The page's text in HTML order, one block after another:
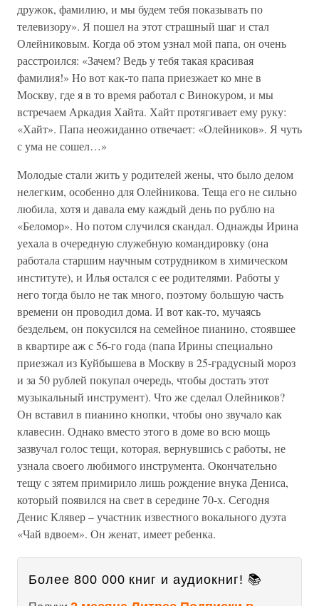
дружок, фамилию, и мы будем тебя показывать по
телевизору». Я пошел на этот страшный шаг и стал
Олейниковым. Когда об этом узнал мой папа, он очень
расстроился: «Зачем? Ведь у тебя такая красивая
фамилия!» Но вот как-то папа приезжает ко мне в
Москву, где я в то время работал с Винокуром, и мы
встречаем Аркадия Хайта. Хайт протягивает ему руку:
«Хайт». Папа неожиданно отвечает: «Олейников». Я чуть
с ума не сошел…»
Молодые стали жить у родителей жены, что было делом
нелегким, особенно для Олейникова. Теща его не сильно
любила, хотя и давала ему каждый день по рублю на
«Беломор». Но потом случился скандал. Однажды Ирина
уехала в очередную служебную командировку (она
работала старшим научным сотрудником в химическом
институте), и Илья остался с ее родителями. Работы у
него тогда было не так много, поэтому большую часть
времени он проводил дома. И вот как-то, мучаясь
бездельем, он покусился на семейное пианино, стоявшее
в квартире аж с 56-го года (папа Ирины специально
приезжал из Куйбышева в Москву в 25-градусный мороз
и за 50 рублей покупал очередь, чтобы достать этот
музыкальный инструмент). Что же сделал Олейников?
Он вставил в пианино кнопки, чтобы оно звучало как
клавесин. Однако вместо этого в доме во всю мощь
зазвучал голос тещи, которая, вернувшись с работы, не
узнала своего любимого инструмента. Окончательно
тещу с зятем примирило лишь рождение внука Дениса,
который появился на свет в середине 70-х. Сегодня
Денис Клявер – участник известного вокального дуэта
«Чай вдвоем». Он женат, имеет ребенка.
Более 800 000 книг и аудиокниг! 📚